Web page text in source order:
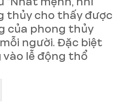
thủy cho thấy được
của phong thủy
người. Đặc biệt
lễ động thổ